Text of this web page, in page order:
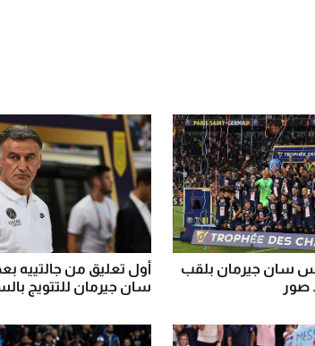
سان جيرمان بلقب
صور
أول تعليق من جالتييه
سان جيرمان للتتويج